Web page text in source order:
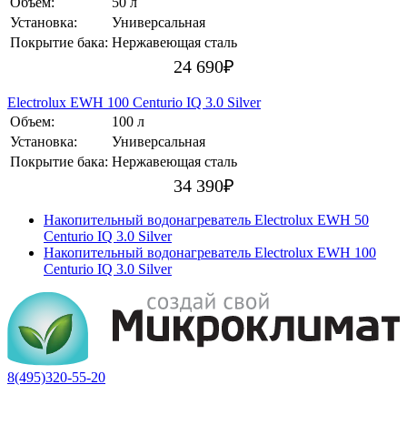
Установка:
Универсальная
Покрытие бака: Нержавеющая сталь
24 690₽
Electrolux EWH 100 Centurio IQ 3.0 Silver
Объем:
100 л
Установка:
Универсальная
Покрытие бака: Нержавеющая сталь
34 390₽
Накопительный водонагреватель Electrolux EWH 50
Centurio IQ 3.0 Silver
Накопительный водонагреватель Electrolux EWH 100
Centurio IQ 3.0 Silver
8(495)320-55-20